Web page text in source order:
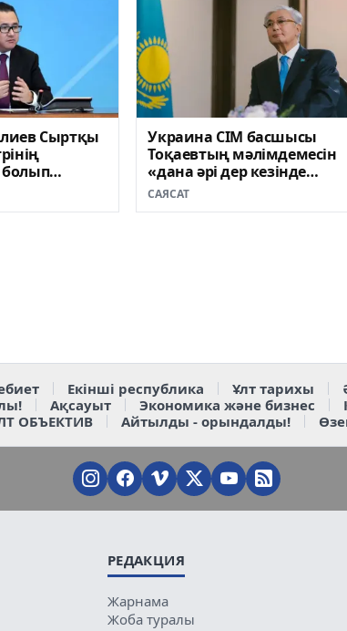
Сыртқы
Украина СІМ басшысы
Тоқаевтың мәлімдемесін
«дана әрі дер кезінде
жасалған» деп бағалады
САЯСАТ
Екінші республика Ұлт тарихы
Ақсауыт Экономика және бизнес
ОБЪЕКТИВ
Айтылды - орындалды!
РЕДАКЦИЯ
Жарнама
Жоба туралы